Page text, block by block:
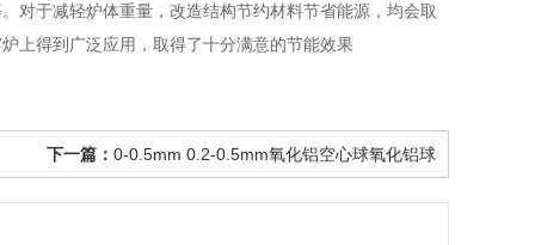
对于减轻炉体重量，改造结构节约材料节省能源，均会取
上得到广泛应用，取得了十分满意的节能效果
下一篇： 0-0.5mm 0.2-0.5mm氧化铝空心球氧化铝球